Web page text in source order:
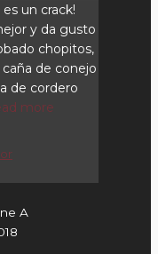
un crack!
y da gusto
chopitos,
de conejo
de cordero
more
A